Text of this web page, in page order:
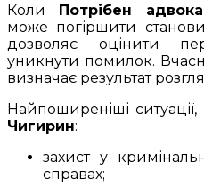
Коли Потрібен
може погіршити
дозволяє оцінити
уникнути помилок.
визначає результат
Найпоширеніші ситуації,
Чигирин:
захист у
справах;